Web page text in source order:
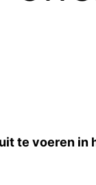
te voeren in